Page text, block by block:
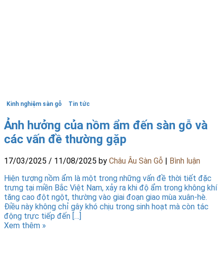
Kinh nghiệm sàn gỗ Tin tức
Ảnh hưởng của nồm ẩm đến sàn gỗ và
các vấn đề thường gặp
17/03/2025 / 11/08/2025 by Châu Âu Sàn Gỗ | Bình luận
Hiện tượng nồm ẩm là một trong những vấn đề thời tiết đặc
trưng tại miền Bắc Việt Nam, xảy ra khi độ ẩm trong không khí
tăng cao đột ngột, thường vào giai đoạn giao mùa xuân-hè.
Điều này không chỉ gây khó chịu trong sinh hoạt mà còn tác
động trực tiếp đến […]
Xem thêm »